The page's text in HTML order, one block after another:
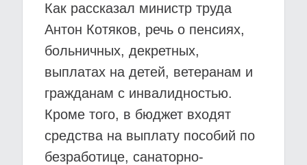
Как рассказал министр труда
Антон Котяков, речь о пенсиях,
больничных, декретных,
выплатах на детей, ветеранам и
гражданам с инвалидностью.
Кроме того, в бюджет входят
средства на выплату пособий по
безработице, санаторно-